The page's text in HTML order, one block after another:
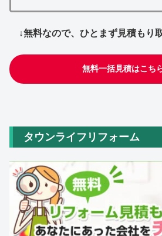
↓無料なので、ひとまず見積もり
無料一括見積はこち
タウンライフリフォーム